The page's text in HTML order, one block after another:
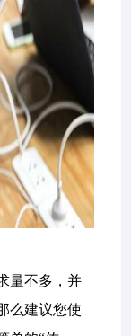
量不多，并
么建议您使